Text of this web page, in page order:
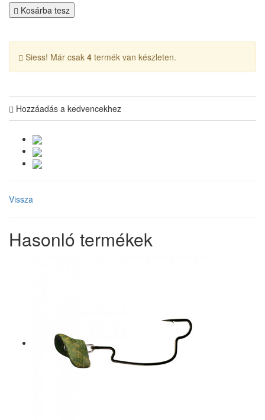
Kosárba tesz
Siess! Már csak 4 termék van készleten.
Hozzáadás a kedvencekhez
Vissza
Hasonló termékek